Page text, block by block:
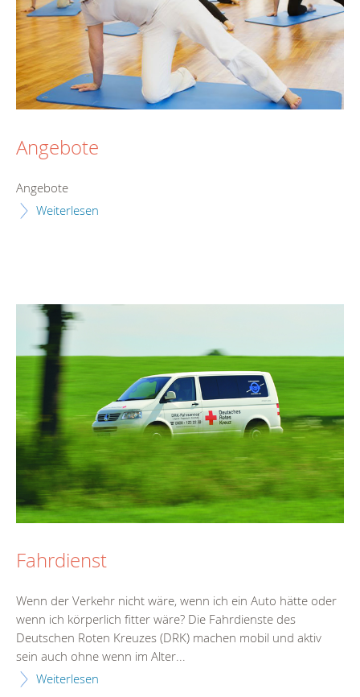
Angebote
Angebote
Weiterlesen
Fahrdienst
Wenn der Verkehr nicht wäre, wenn ich ein Auto hätte oder
wenn ich körperlich fitter wäre? Die Fahrdienste des
Deutschen Roten Kreuzes (DRK) machen mobil und aktiv
sein auch ohne wenn im Alter...
Weiterlesen